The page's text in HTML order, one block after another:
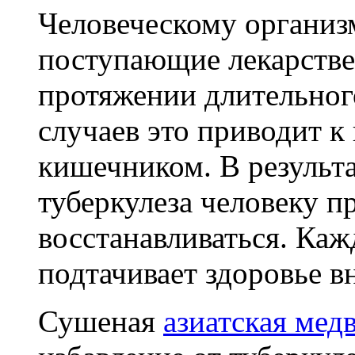
Человеческому
поступающие
протяжении
случаев это приводит
кишечником. В
туберкулеза человеку
восстанавливаться.
подтачивает здоровье
Сушеная азиатская